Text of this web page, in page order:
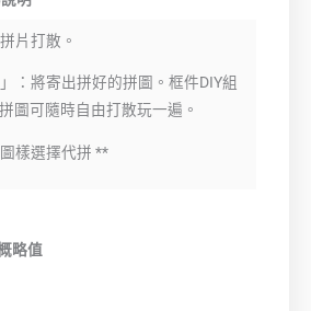
片打散。
：將寄出拼好的拼圖。框件DIY組
圖可隨時自由打散玩一遍。
樣選擇代拼 **
略值